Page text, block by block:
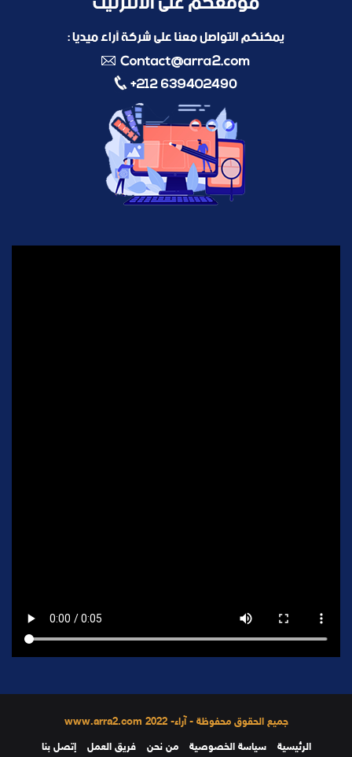
جميع الحقوق محفوظة - آراء- 2022 www.arra2.com
الرئيسية
سياسة الخصوصية من نحن فريق العمل إتصل بنا